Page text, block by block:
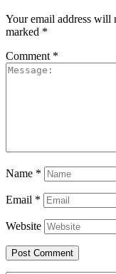
Your email address will
marked *
Comment *
Name *
Email *
Website